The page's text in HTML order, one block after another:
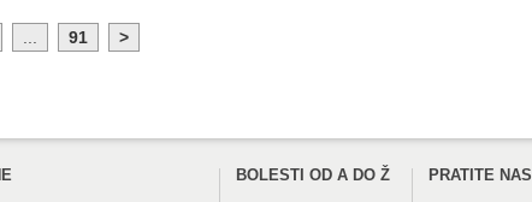
91 >
BOLESTI OD A DO Ž PRATITE NAS